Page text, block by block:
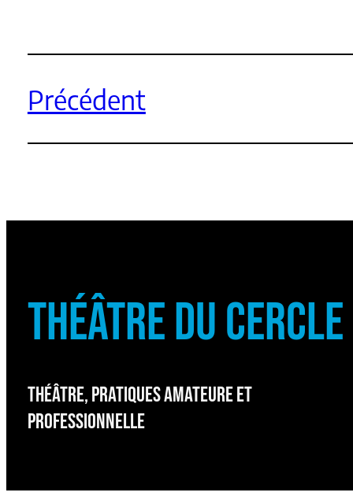
Précédent
THÉÂTRE DU CERCLE
THÉÂTRE, PRATIQUES AMATEURE ET
PROFESSIONNELLE